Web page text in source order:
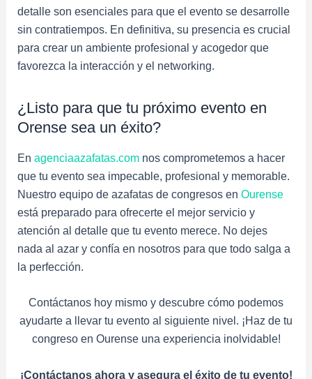
detalle son esenciales para que el evento se desarrolle
sin contratiempos. En definitiva, su presencia es crucial
para crear un ambiente profesional y acogedor que
favorezca la interacción y el networking.
¿Listo para que tu próximo evento en
Orense sea un éxito?
En agenciaazafatas.comnos comprometemos a hacer
que tu evento sea impecable, profesional y memorable.
Nuestro equipo de azafatas de congresos en Ourense
está preparado para ofrecerte el mejor servicio y
atención al detalle que tu evento merece. No dejes
nada al azar y confía en nosotros para que todo salga a
la perfección.
Contáctanos hoy mismo y descubre cómo podemos
ayudarte a llevar tu evento al siguiente nivel. ¡Haz de tu
congreso en Ourense una experiencia inolvidable!
¡Contáctanos ahora y asegura el éxito de tu evento!